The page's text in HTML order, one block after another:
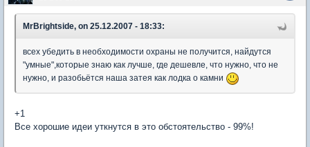
MrBrightside, on 25.12.2007 - 18:33:
всех убедить в необходимости охраны не получится, найдутся
"умные",которые знаю как лучше, где дешевле, что нужно, что не
нужно, и разобьётся наша затея как лодка о камни
+1
Все хорошие идеи уткнутся в это обстоятельство - 99%!